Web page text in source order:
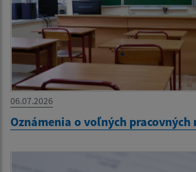
06.07.2026
Oznámenia o voľných pracovných